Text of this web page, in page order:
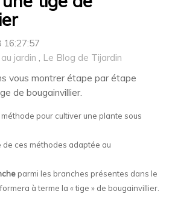
16:27:57
jardin
Le Blog de Tijardin
vous montrer étape par étape
de bougainvillier.
pour cultiver une plante sous
de ces méthodes adaptée au
parmi les branches présentes dans le
à terme la « tige » de bougainvillier.